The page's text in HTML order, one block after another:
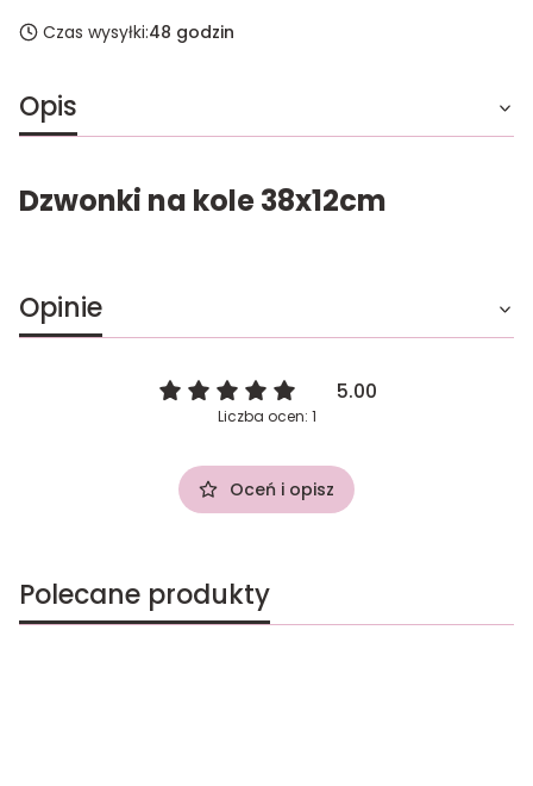
Czas wysyłki:48 godzin
Opis
Dzwonki na kole 38x12cm
Opinie
5.00
Liczba ocen: 1
Oceń i opisz
Polecane produkty